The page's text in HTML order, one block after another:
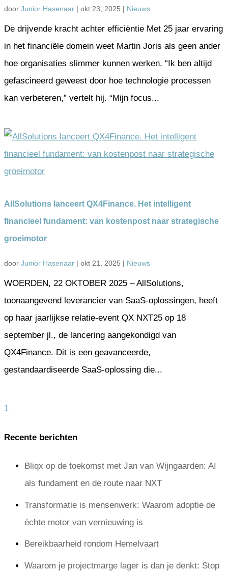
door Junior Hasenaar | okt 23, 2025 | Nieuws
De drijvende kracht achter efficiëntie Met 25 jaar ervaring
in het financiële domein weet Martin Joris als geen ander
hoe organisaties slimmer kunnen werken. “Ik ben altijd
gefascineerd geweest door hoe technologie processen
kan verbeteren,” vertelt hij. “Mijn focus...
AllSolutions lanceert QX4Finance. Het intelligent
financieel fundament: van kostenpost naar strategische
groeimotor
door Junior Hasenaar | okt 21, 2025 | Nieuws
WOERDEN, 22 OKTOBER 2025 – AllSolutions,
toonaangevend leverancier van SaaS-oplossingen, heeft
op haar jaarlijkse relatie-event QX NXT25 op 18
september jl., de lancering aangekondigd van
QX4Finance. Dit is een geavanceerde,
gestandaardiseerde SaaS-oplossing die...
1
Recente berichten
Bliqx op de toekomst met Jan van Wijngaarden: AI
als fundament en de route naar NXT
Transformatie is mensenwerk: Waarom adoptie de
échte motor van vernieuwing is
Bereikbaarheid rondom Hemelvaart
Waarom je projectmarge lager is dan je denkt: Stop